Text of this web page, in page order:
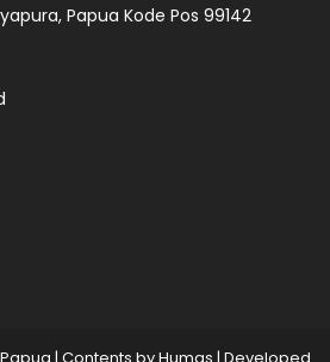
Papua Kode Pos 99142